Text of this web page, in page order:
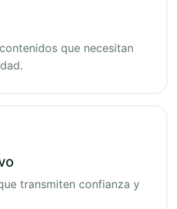
que necesitan
transmiten confianza y